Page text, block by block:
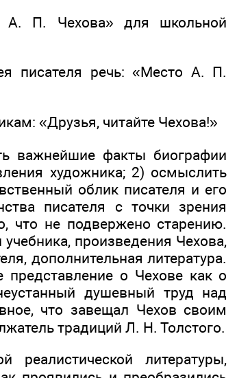
А. П. Чехова» для школьной
писателя речь: «Место А. П.
«Друзья, читайте Чехова!»
важнейшие факты биографии
художника; 2) осмыслить
облик писателя и его
писателя с точки зрения
что не подвержено старению.
произведения Чехова,
дополнительная литература.
о Чехове как о
душевный труд над
что завещал Чехов своим
традиций Л. Н. Толстого.
литературы,